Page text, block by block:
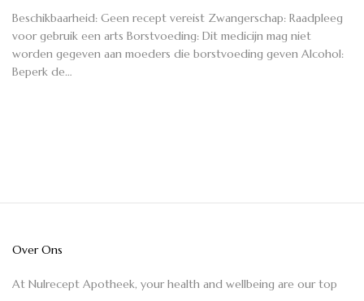
Beschikbaarheid: Geen recept vereist Zwangerschap: Raadpleeg
voor gebruik een arts Borstvoeding: Dit medicijn mag niet
worden gegeven aan moeders die borstvoeding geven Alcohol:
Beperk de…
Over Ons
At Nulrecept Apotheek, your health and wellbeing are our top